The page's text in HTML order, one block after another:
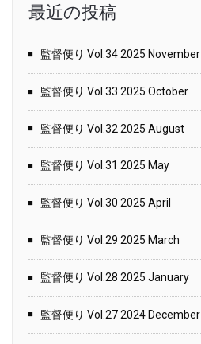
最近の投稿
監督便り Vol.34 2025 November
監督便り Vol.33 2025 October
監督便り Vol.32 2025 August
監督便り Vol.31 2025 May
監督便り Vol.30 2025 April
監督便り Vol.29 2025 March
監督便り Vol.28 2025 January
監督便り Vol.27 2024 December